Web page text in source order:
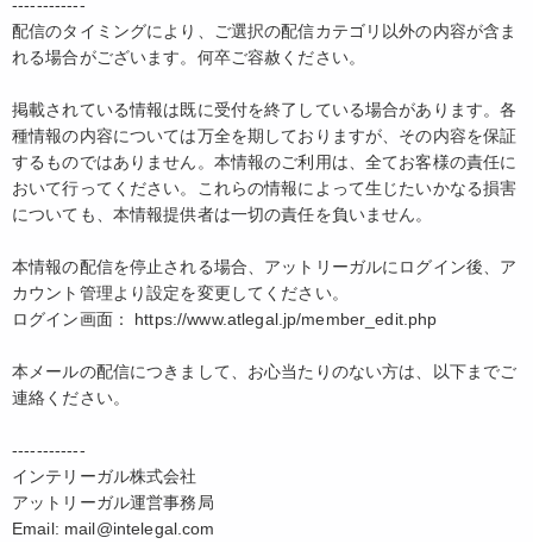
------------
配信のタイミングにより、ご選択の配信カテゴリ以外の内容が含ま
れる場合がございます。何卒ご容赦ください。
掲載されている情報は既に受付を終了している場合があります。各
種情報の内容については万全を期しておりますが、その内容を保証
するものではありません。本情報のご利用は、全てお客様の責任に
おいて行ってください。これらの情報によって生じたいかなる損害
についても、本情報提供者は一切の責任を負いません。
本情報の配信を停止される場合、アットリーガルにログイン後、ア
カウント管理より設定を変更してください。
ログイン画面： https://www.atlegal.jp/member_edit.php
本メールの配信につきまして、お心当たりのない方は、以下までご
連絡ください。
------------
インテリーガル株式会社
アットリーガル運営事務局
Email: mail@intelegal.com